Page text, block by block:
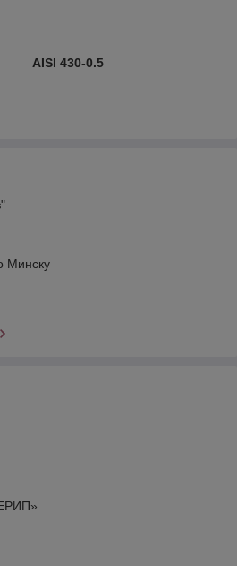
AISI 430-0.5
Минску